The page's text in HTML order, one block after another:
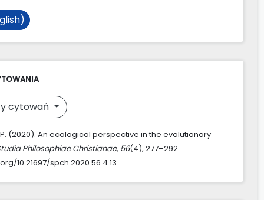
cytowań
(2020). An ecological perspective in the evolutionary
Philosophiae Christianae, 56(4), 277–292.
10.21697/spch.2020.56.4.13